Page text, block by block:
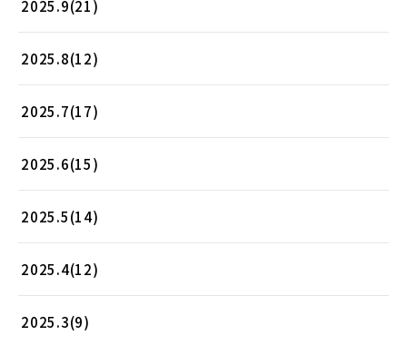
2025.9(21)
2025.8(12)
2025.7(17)
2025.6(15)
2025.5(14)
2025.4(12)
2025.3(9)